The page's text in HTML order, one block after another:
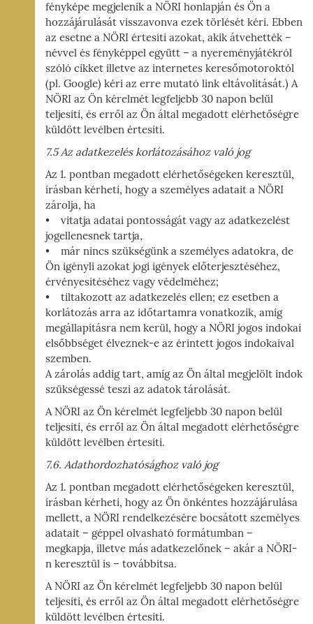
fényképe megjelenik a NÖRI honlapján és Ön a
hozzájárulását visszavonva ezek törlését kéri. Ebben
az esetne a NÖRI értesíti azokat, akik átvehették –
névvel és fényképpel együtt – a nyereményjátékról
szóló cikket illetve az internetes keresőmotoroktól
(pl. Google) kéri az erre mutató link eltávolítását.) A
NÖRI az Ön kérelmét legfeljebb 30 napon belül
teljesíti, és erről az Ön által megadott elérhetőségre
küldött levélben értesíti.
7.5 Az adatkezelés korlátozásához való jog
Az 1. pontban megadott elérhetőségeken keresztül,
írásban kérheti, hogy a személyes adatait a NÖRI
zárolja, ha
• vitatja adatai pontosságát vagy az adatkezelést
jogellenesnek tartja,
• már nincs szükségünk a személyes adatokra, de
Ön igényli azokat jogi igények előterjesztéséhez,
érvényesítéséhez vagy védelméhez;
• tiltakozott az adatkezelés ellen; ez esetben a
korlátozás arra az időtartamra vonatkozik, amíg
megállapításra nem kerül, hogy a NÖRI jogos indokai
elsőbbséget élveznek-e az érintett jogos indokaival
szemben.
A zárolás addig tart, amíg az Ön által megjelölt indok
szükségessé teszi az adatok tárolását.
A NÖRI az Ön kérelmét legfeljebb 30 napon belül
teljesíti, és erről az Ön által megadott elérhetőségre
küldött levélben értesíti.
7.6. Adathordozhatósághoz való jog
Az 1. pontban megadott elérhetőségeken keresztül,
írásban kérheti, hogy az Ön önkéntes hozzájárulása
mellett, a NÖRI rendelkezésére bocsátott személyes
adatait – géppel olvasható formátumban –
megkapja, illetve más adatkezelőnek – akár a NÖRI-
n keresztül is – továbbítsa.
A NÖRI az Ön kérelmét legfeljebb 30 napon belül
teljesíti, és erről az Ön által megadott elérhetőségre
küldött levélben értesíti.